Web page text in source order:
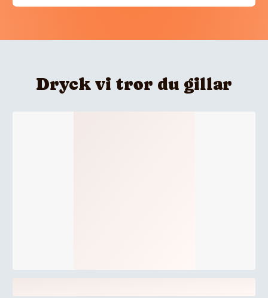
Dryck vi tror du gillar